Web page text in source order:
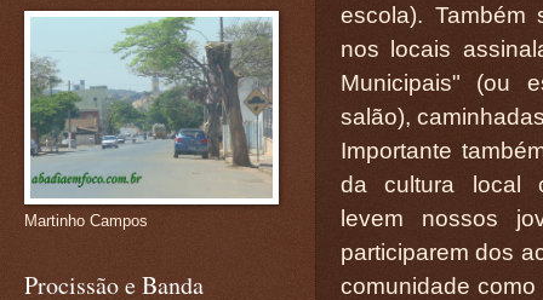
escola). Também
nos locais
Municipais" (ou
salão),
Importante
da cultura local
levem nossos
participarem dos
comunidade
Martinho Campos
Procissão e Banda